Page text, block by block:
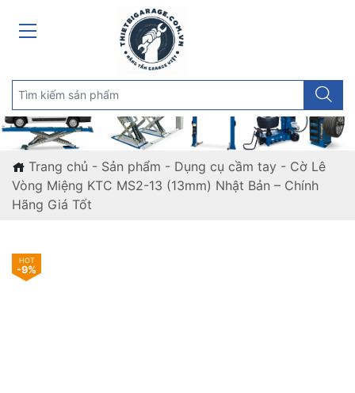
Trang chủ - Sản phẩm - Dụng cụ cầm tay- Cờ Lê
Vòng Miệng KTC MS2-13 (13mm) Nhật Bản – Chính
Hãng Giá Tốt
-9%